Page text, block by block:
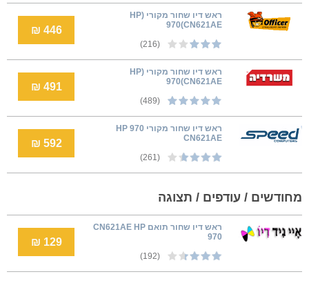
ראש דיו שחור מקורי (HP
970(CN621AE
(216)
446 ₪
ראש דיו שחור מקורי (HP
970(CN621AE
(489)
491 ₪
ראש דיו שחור מקורי HP 970
CN621AE
(261)
592 ₪
מחודשים / עודפים / תצוגה
ראש דיו שחור תואם CN621AE HP
970
(192)
129 ₪